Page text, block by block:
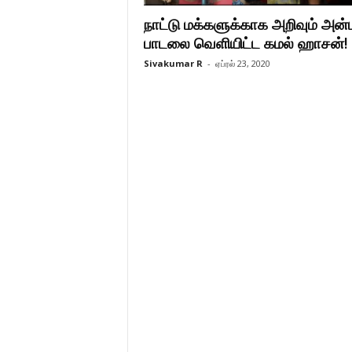
நாட்டு மக்களுக்காக அறிவும்
பாடலை வெளியிட்ட கமல் ஹாசன்!
Sivakumar R - ஏப்ரல் 23, 2020